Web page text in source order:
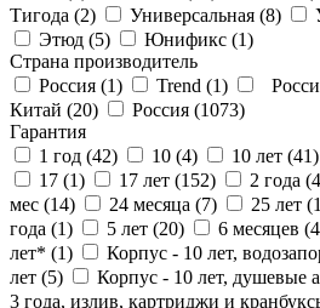
Тигода (2) Универсальная (8)
Этюд (5) Юнификс (1)
Страна производитель
Россия (1) Trend (1)
Китай (20) Россия (1073)
Гарантия
1 год (42) 10 (4) 10 лет (41)
17 (1) 17 лет (152) 2 года (
мес (14) 24 месяца (7) 25 лет (
года (1) 5 лет (20) 6 месяцев (4
лет* (1)
Корпус - 10 лет,
лет (5)
Корпус - 10 лет, душевые
3 года, излив, картриджи и